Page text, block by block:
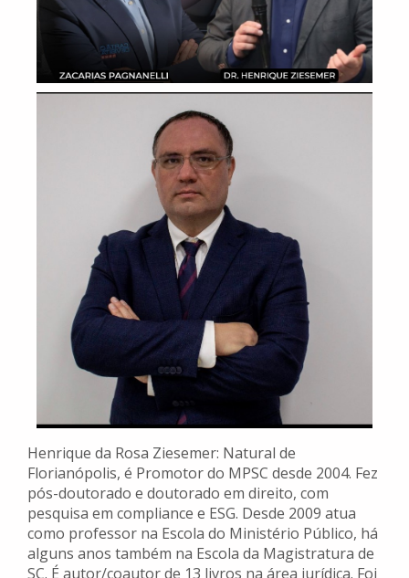
Henrique da Rosa Ziesemer: Natural de
Florianópolis, é Promotor do MPSC desde 2004. Fez
pós-doutorado e doutorado em direito, com
pesquisa em compliance e ESG. Desde 2009 atua
como professor na Escola do Ministério Público, há
alguns anos também na Escola da Magistratura de
SC. É autor/coautor de 13 livros na área jurídica. Foi